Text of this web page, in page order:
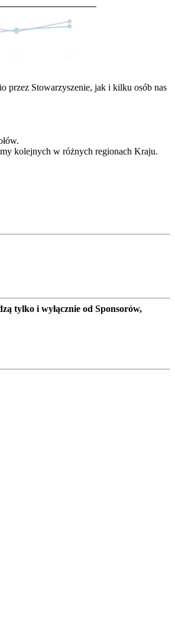
przez Stowarzyszenie, jak i kilku osób nas
kolejnych w różnych regionach Kraju.
tylko i wyłącznie od Sponsorów,